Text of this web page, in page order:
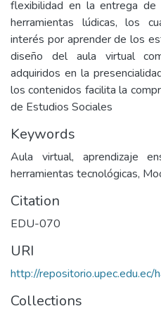
flexibilidad en la entrega de
herramientas lúdicas, los
interés por aprender de los
diseño del aula virtual
adquiridos en la
los contenidos facilita la
de Estudios Sociales
Keywords
Aula virtual, aprendizaje
herramientas tecnológicas,
Citation
EDU-070
URI
http://
Collections